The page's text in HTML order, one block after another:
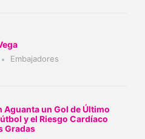
Embajadores
Aguanta un Gol de Último
y el Riesgo Cardíaco
Gradas